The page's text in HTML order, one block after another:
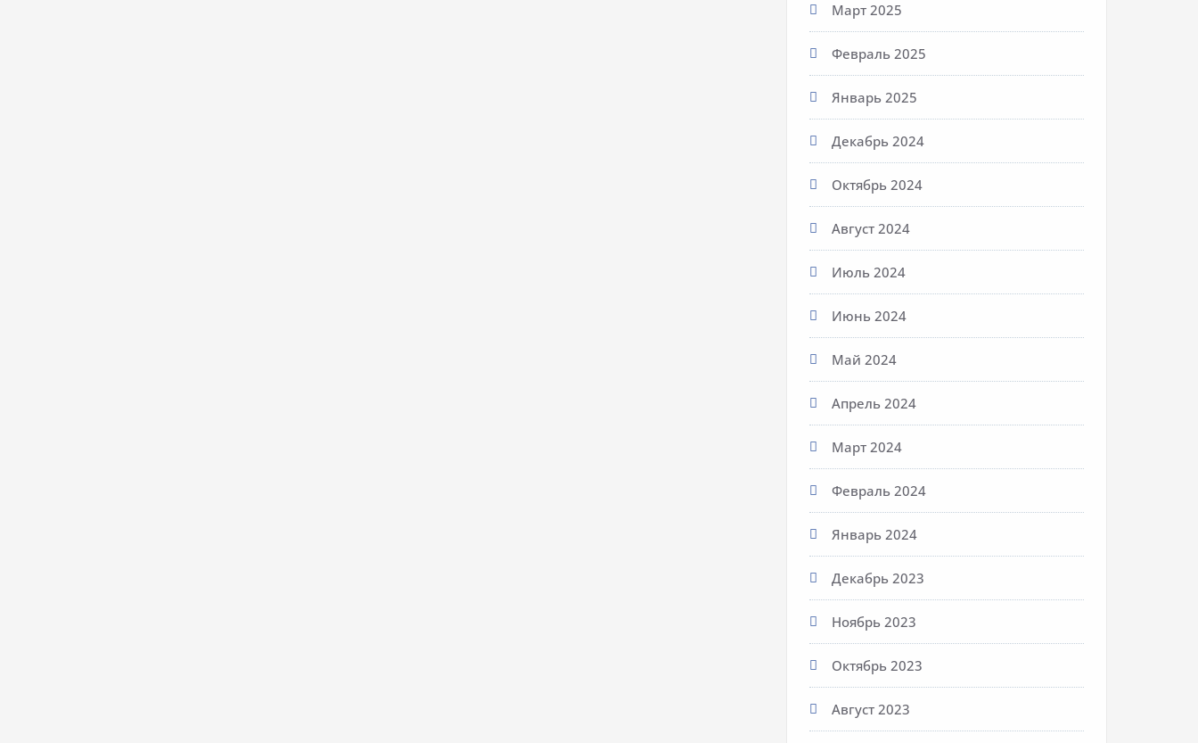
Март 2025
Февраль 2025
Январь 2025
Декабрь 2024
Октябрь 2024
Август 2024
Июль 2024
Июнь 2024
Май 2024
Апрель 2024
Март 2024
Февраль 2024
Январь 2024
Декабрь 2023
Ноябрь 2023
Октябрь 2023
Август 2023